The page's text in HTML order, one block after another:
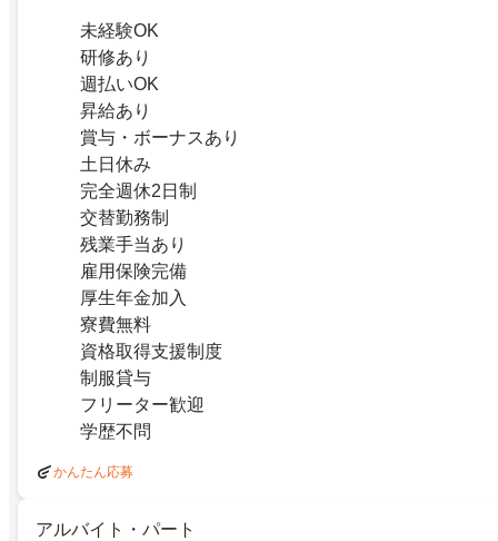
未経験OK
研修あり
週払いOK
昇給あり
賞与・ボーナスあり
土日休み
完全週休2日制
交替勤務制
残業手当あり
雇用保険完備
厚生年金加入
寮費無料
資格取得支援制度
制服貸与
フリーター歓迎
学歴不問
かんたん応募
アルバイト・パート